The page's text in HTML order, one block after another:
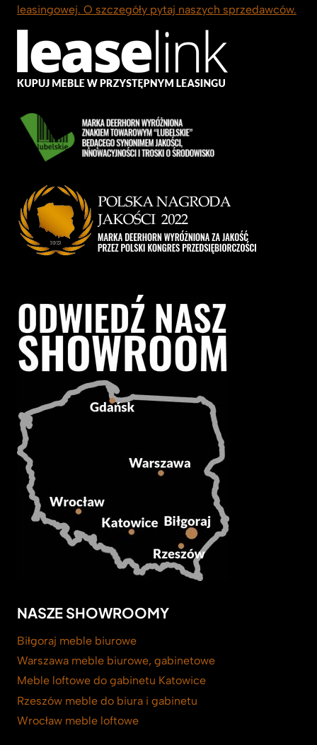
leasingowej. O szczegóły pytaj naszych sprzedawców.
NASZE SHOWROOMY
Biłgoraj meble biurowe
Warszawa meble biurowe, gabinetowe
Meble loftowe do gabinetu Katowice
Rzeszów meble do biura i gabinetu
Wrocław meble loftowe